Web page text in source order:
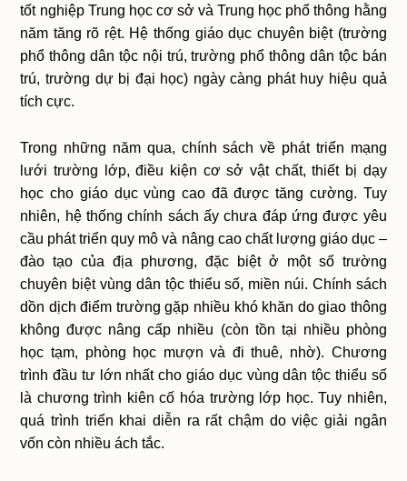
tốt nghiệp Trung học cơ sở và Trung học phổ thông hằng
năm tăng rõ rệt. Hệ thống giáo dục chuyên biệt (trường
phổ thông dân tộc nội trú, trường phổ thông dân tộc bán
trú, trường dự bị đại học) ngày càng phát huy hiệu quả
tích cực.
Trong những năm qua, chính sách về phát triển mạng
lưới trường lớp, điều kiện cơ sở vật chất, thiết bị dạy
học cho giáo dục vùng cao đã được tăng cường. Tuy
nhiên, hệ thống chính sách ấy chưa đáp ứng được yêu
cầu phát triển quy mô và nâng cao chất lượng giáo dục –
đào tạo của địa phương, đặc biệt ở một số trường
chuyên biệt vùng dân tộc thiểu số, miền núi. Chính sách
dồn dịch điểm trường gặp nhiều khó khăn do giao thông
không được nâng cấp nhiều (còn tồn tại nhiều phòng
học tạm, phòng học mượn và đi thuê, nhờ). Chương
trình đầu tư lớn nhất cho giáo dục vùng dân tộc thiểu số
là chương trình kiên cố hóa trường lớp học. Tuy nhiên,
quá trình triển khai diễn ra rất chậm do việc giải ngân
vốn còn nhiều ách tắc.